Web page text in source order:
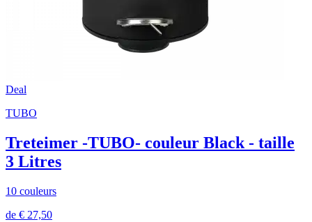
Deal
TUBO
Treteimer -TUBO- couleur Black - taille
3 Litres
10 couleurs
de € 27,50